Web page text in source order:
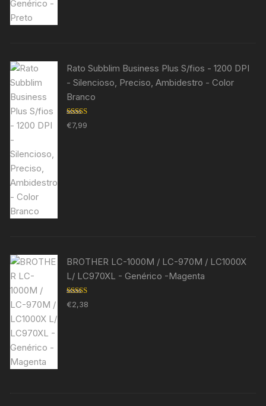
Rato Subblim Business Plus S/fios - 1200 DPI
- Silencioso, Preciso, Ambidestro - Color
Branco
Avaliação
5.00de 5
€7,99
BROTHER LC-1000M / LC-970M / LC1000X
L/ LC970XL - Genérico -Magenta
Avaliação
5.00de 5
€2,38